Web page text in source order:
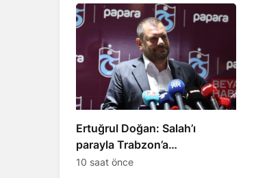
Ertuğrul Doğan: Salah’ı
parayla Trabzon’a
getiremezsiniz
10 saat önce